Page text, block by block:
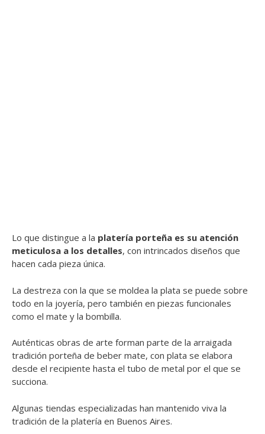
Lo que distingue a la platería porteña es su atención
meticulosa a los detalles, con intrincados diseños que
hacen cada pieza única.
La destreza con la que se moldea la plata se puede sobre
todo en la joyería, pero también en piezas funcionales
como el mate y la bombilla.
Auténticas obras de arte forman parte de la arraigada
tradición porteña de beber mate, con plata se elabora
desde el recipiente hasta el tubo de metal por el que se
succiona.
Algunas tiendas especializadas han mantenido viva la
tradición de la platería en Buenos Aires.